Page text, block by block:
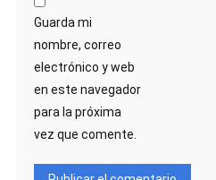
Guarda mi
nombre, correo
electrónico y web
en este navegador
para la próxima
vez que comente.